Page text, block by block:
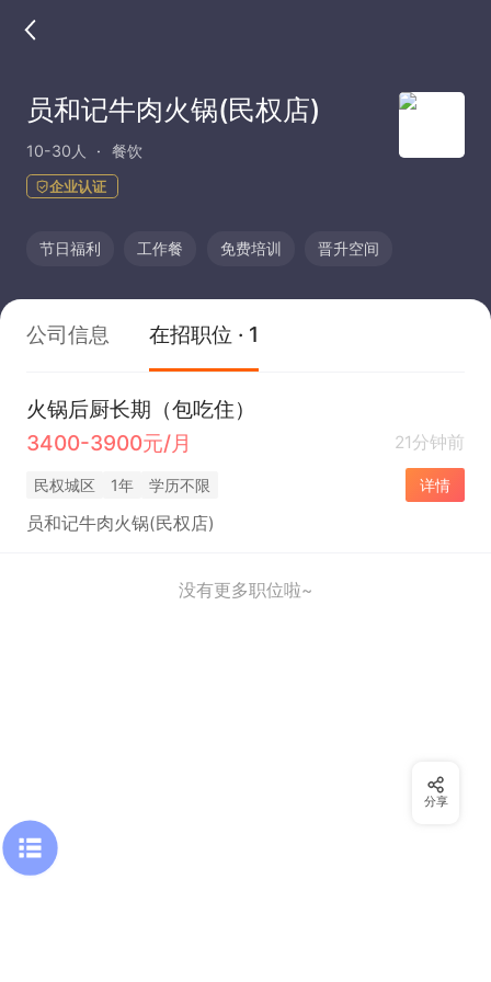
员和记牛肉火锅(民权店)
10-30人 餐饮
企业认证
节日福利 工作餐 免费培训 晋升空间
公司信息 在招职位 · 1
火锅后厨长期（包吃住）
3400-3900元/月
21分钟前
民权城区 1年 学历不限 详情
员和记牛肉火锅(民权店)
没有更多职位啦~
分享